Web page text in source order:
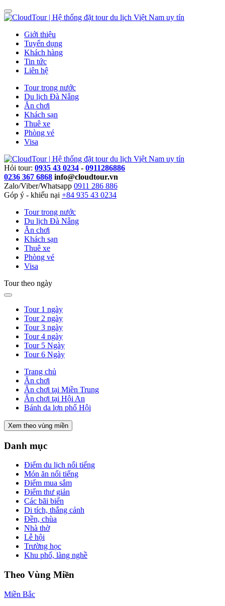
Giới thiệu
Tuyển dụng
Khách hàng
Tin tức
Liên hệ
Tour trong nước
Du lịch Đà Nẵng
Ăn chơi
Khách sạn
Thuê xe
Phòng vé
Visa
Hỏi tour: 0935 43 0234 - 0911286886
0236 367 6868 info@cloudtour.vn
Zalo/Viber/Whatsapp 0911 286 886
Góp ý - khiếu nại +84 935 43 0234
Tour trong nước
Du lịch Đà Nẵng
Ăn chơi
Khách sạn
Thuê xe
Phòng vé
Visa
Tour theo ngày
Tour 1 ngày
Tour 2 ngày
Tour 3 ngày
Tour 4 ngày
Tour 5 Ngày
Tour 6 Ngày
Trang chủ
Ăn chơi
Ăn chơi tại Miền Trung
Ăn chơi tại Hội An
Bánh da lợn phố Hội
Xem theo vùng miền
Danh mục
Điểm du lịch nổi tiếng
Món ăn nổi tiếng
Điểm mua sắm
Điểm thư giản
Các bãi biển
Di tích, thắng cảnh
Đền, chùa
Nhà thờ
Lễ hội
Trường học
Khu phố, làng nghề
Theo Vùng Miền
Miền Bắc